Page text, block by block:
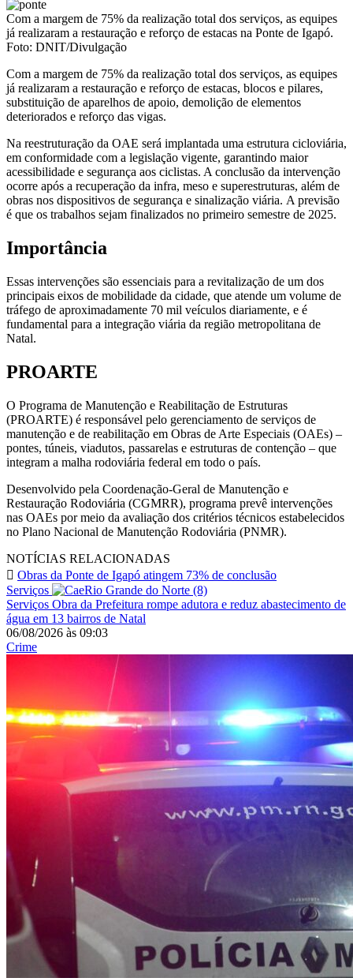
Com a margem de 75% da realização total dos serviços, as equipes
já realizaram a restauração e reforço de estacas na Ponte de Igapó.
Foto: DNIT/Divulgação
Com a margem de 75% da realização total dos serviços, as equipes
já realizaram a restauração e reforço de estacas, blocos e pilares,
substituição de aparelhos de apoio, demolição de elementos
deteriorados e reforço das vigas.
Na reestruturação da OAE será implantada uma estrutura cicloviária,
em conformidade com a legislação vigente, garantindo maior
acessibilidade e segurança aos ciclistas. A conclusão da intervenção
ocorre após a recuperação da infra, meso e superestruturas, além de
obras nos dispositivos de segurança e sinalização viária. A previsão
é que os trabalhos sejam finalizados no primeiro semestre de 2025.
Importância
Essas intervenções são essenciais para a revitalização de um dos
principais eixos de mobilidade da cidade, que atende um volume de
tráfego de aproximadamente 70 mil veículos diariamente, e é
fundamental para a integração viária da região metropolitana de
Natal.
PROARTE
O Programa de Manutenção e Reabilitação de Estruturas
(PROARTE) é responsável pelo gerenciamento de serviços de
manutenção e de reabilitação em Obras de Arte Especiais (OAEs) –
pontes, túneis, viadutos, passarelas e estruturas de contenção – que
integram a malha rodoviária federal em todo o país.
Desenvolvido pela Coordenação-Geral de Manutenção e
Restauração Rodoviária (CGMRR), programa prevê intervenções
nas OAEs por meio da avaliação dos critérios técnicos estabelecidos
no Plano Nacional de Manutenção Rodoviária (PNMR).
NOTÍCIAS RELACIONADAS
Obras da Ponte de Igapó atingem 73% de conclusão
Serviços
Serviços Obra da Prefeitura rompe adutora e reduz abastecimento de
água em 13 bairros de Natal
06/08/2026 às 09:03
Crime